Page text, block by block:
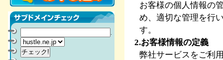
.
お客様の個人情報の
め、適切な管理を行
す。
2.お客様情報の定義
弊社サービスをご利